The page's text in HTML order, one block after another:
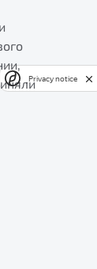
Privacy notice